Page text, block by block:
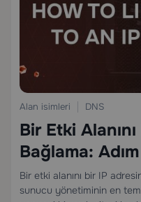
Alan isimleri DNS
Bir Etki
Bağlama:
Bir etki alanını bir IP
sunucu yönetiminin en